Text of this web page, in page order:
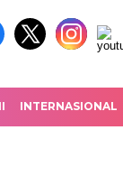
INTERNASIONAL